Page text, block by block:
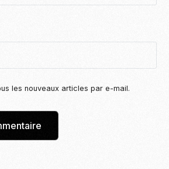
les nouveaux articles par e-mail.